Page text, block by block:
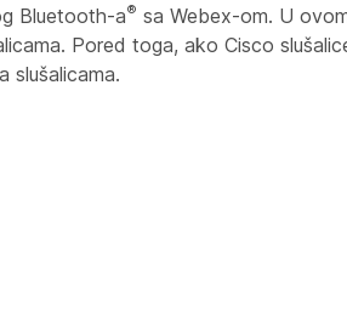
Bluetooth-a® sa Webex-om. U
Pored toga, ako Cisco
slušalicama.